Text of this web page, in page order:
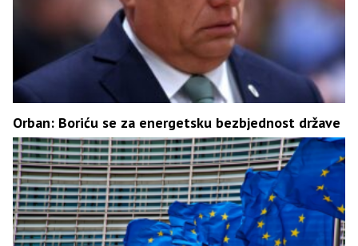
Orban: Boriću se za energetsku bezbjednost države